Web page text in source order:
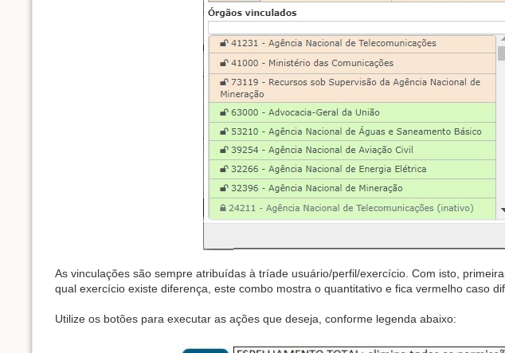
As vinculações são sempre atribuídas à tríade usuário/perfil/exercício. Com isto,
qual exercício existe diferença, este combo mostra o quantitativo e fica vermelho caso
Utilize os botões para executar as ações que deseja, conforme legenda abaixo: